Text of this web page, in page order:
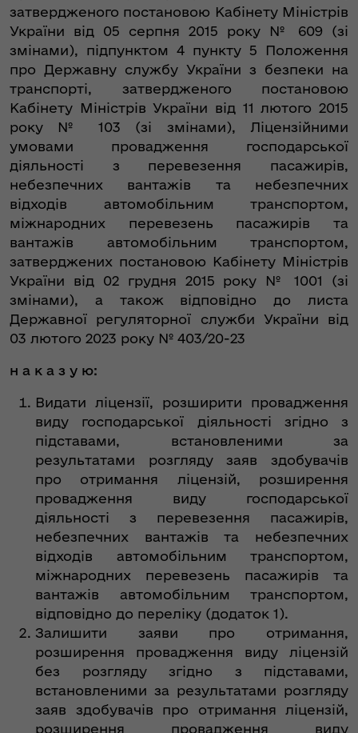
затвердженого постановою Кабінету Міністрів
України від 05 серпня 2015 року № 609 (зі
змінами), підпунктом 4 пункту 5 Положення
про Державну службу України з безпеки на
транспорті, затвердженого постановою
Кабінету Міністрів України від 11 лютого 2015
року № 103 (зі змінами), Ліцензійними
умовами провадження господарської
діяльності з перевезення пасажирів,
небезпечних вантажів та небезпечних
відходів автомобільним транспортом,
міжнародних перевезень пасажирів та
вантажів автомобільним транспортом,
затверджених постановою Кабінету Міністрів
України від 02 грудня 2015 року № 1001 (зі
змінами), а також відповідно до листа
Державної регуляторної служби України від
03 лютого 2023 року № 403/20-23
н а к а з у ю:
Видати ліцензії, розширити провадження
виду господарської діяльності згідно з
підставами, встановленими за
результатами розгляду заяв здобувачів
про отримання ліцензій, розширення
провадження виду господарської
діяльності з перевезення пасажирів,
небезпечних вантажів та небезпечних
відходів автомобільним транспортом,
міжнародних перевезень пасажирів та
вантажів автомобільним транспортом,
відповідно до переліку (додаток 1).
Залишити заяви про отримання,
розширення провадження виду ліцензій
без розгляду згідно з підставами,
встановленими за результатами розгляду
заяв здобувачів про отримання ліцензій,
розширення провадження виду